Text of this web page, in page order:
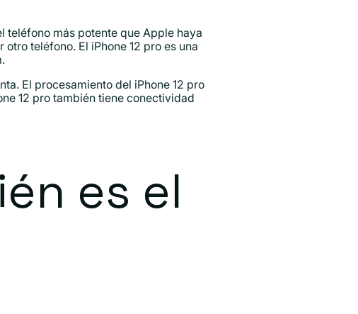
más potente que Apple haya
teléfono. El iPhone 12 pro es una
El procesamiento del iPhone 12 pro
12 pro también tiene conectividad
es el